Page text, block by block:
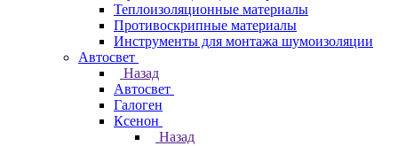
Теплоизоляционные материалы
Противоскрипные материалы
Инструменты для монтажа шумоизоляции
Автосвет
Назад
Автосвет
Галоген
Ксенон
Назад